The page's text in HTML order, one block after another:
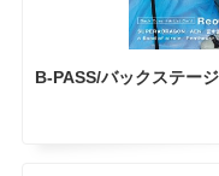
B-PASS/バックステー